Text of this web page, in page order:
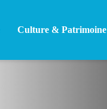
Culture & Patrimoine